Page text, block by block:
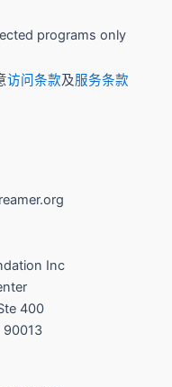
programs only
访问条款及服务条款
Inc
400
90013